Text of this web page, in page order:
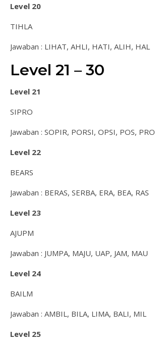
Level 20
TIHLA
Jawaban : LIHAT, AHLI, HATI, ALIH, HAL
Level 21 – 30
Level 21
SIPRO
Jawaban : SOPIR, PORSI, OPSI, POS, PRO
Level 22
BEARS
Jawaban : BERAS, SERBA, ERA, BEA, RAS
Level 23
AJUPM
Jawaban : JUMPA, MAJU, UAP, JAM, MAU
Level 24
BAILM
Jawaban : AMBIL, BILA, LIMA, BALI, MIL
Level 25